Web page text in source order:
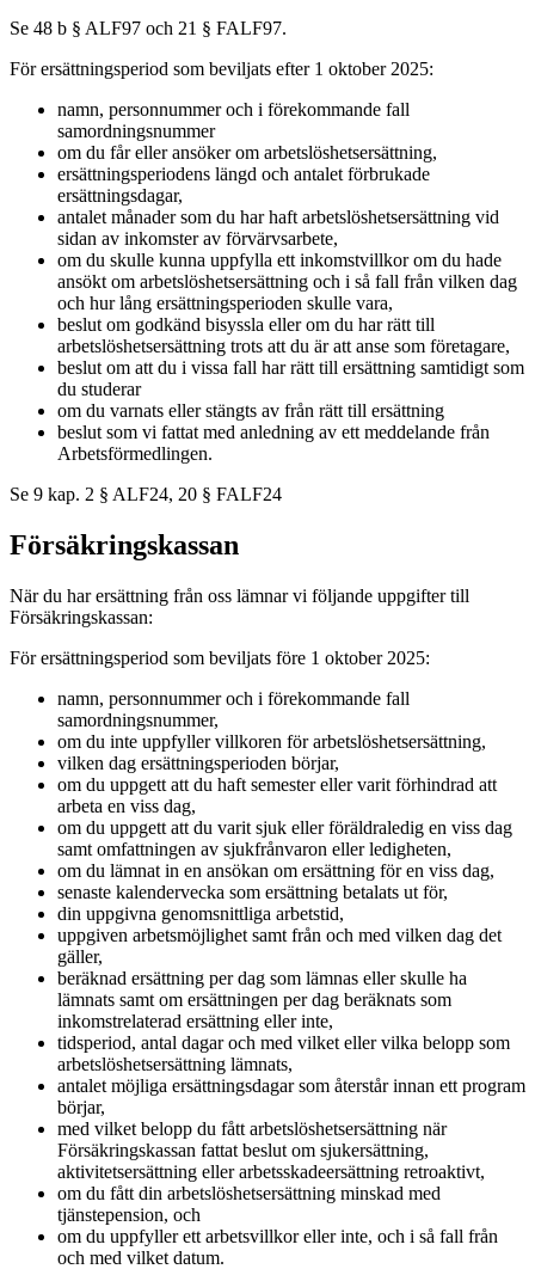
Se 48 b § ALF97 och 21 § FALF97.
För ersättningsperiod som beviljats efter 1 oktober 2025:
namn, personnummer och i förekommande fall
samordningsnummer
om du får eller ansöker om arbetslöshetsersättning,
ersättningsperiodens längd och antalet förbrukade
ersättningsdagar,
antalet månader som du har haft arbetslöshetsersättning vid
sidan av inkomster av förvärvsarbete,
om du skulle kunna uppfylla ett inkomstvillkor om du hade
ansökt om arbetslöshetsersättning och i så fall från vilken dag
och hur lång ersättningsperioden skulle vara,
beslut om godkänd bisyssla eller om du har rätt till
arbetslöshetsersättning trots att du är att anse som företagare,
beslut om att du i vissa fall har rätt till ersättning samtidigt som
du studerar
om du varnats eller stängts av från rätt till ersättning
beslut som vi fattat med anledning av ett meddelande från
Arbetsförmedlingen.
Se 9 kap. 2 § ALF24, 20 § FALF24
Försäkringskassan
När du har ersättning från oss lämnar vi följande uppgifter till
Försäkringskassan:
För ersättningsperiod som beviljats före 1 oktober 2025:
namn, personnummer och i förekommande fall
samordningsnummer,
om du inte uppfyller villkoren för arbetslöshetsersättning,
vilken dag ersättningsperioden börjar,
om du uppgett att du haft semester eller varit förhindrad att
arbeta en viss dag,
om du uppgett att du varit sjuk eller föräldraledig en viss dag
samt omfattningen av sjukfrånvaron eller ledigheten,
om du lämnat in en ansökan om ersättning för en viss dag,
senaste kalendervecka som ersättning betalats ut för,
din uppgivna genomsnittliga arbetstid,
uppgiven arbetsmöjlighet samt från och med vilken dag det
gäller,
beräknad ersättning per dag som lämnas eller skulle ha
lämnats samt om ersättningen per dag beräknats som
inkomstrelaterad ersättning eller inte,
tidsperiod, antal dagar och med vilket eller vilka belopp som
arbetslöshetsersättning lämnats,
antalet möjliga ersättningsdagar som återstår innan ett program
börjar,
med vilket belopp du fått arbetslöshetsersättning när
Försäkringskassan fattat beslut om sjukersättning,
aktivitetsersättning eller arbetsskadeersättning retroaktivt,
om du fått din arbetslöshetsersättning minskad med
tjänstepension, och
om du uppfyller ett arbetsvillkor eller inte, och i så fall från
och med vilket datum.